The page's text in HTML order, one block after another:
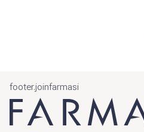
footer.joinfarmasi